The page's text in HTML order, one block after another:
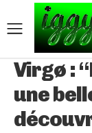
Virgø :
une